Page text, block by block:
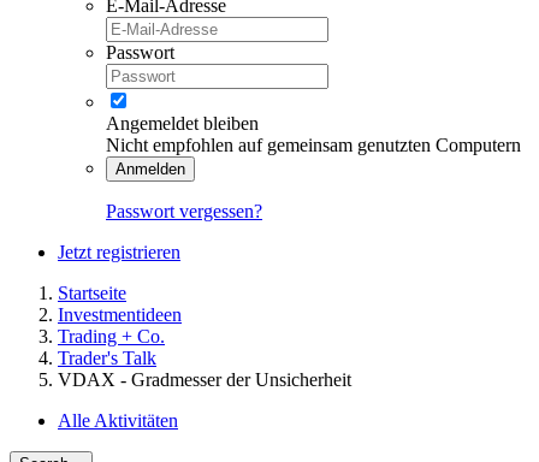
E-Mail-Adresse
Passwort
Angemeldet bleiben
Nicht empfohlen auf gemeinsam genutzten Computern
Anmelden
Passwort vergessen?
Jetzt registrieren
Startseite
Investmentideen
Trading + Co.
Trader's Talk
VDAX - Gradmesser der Unsicherheit
Alle Aktivitäten